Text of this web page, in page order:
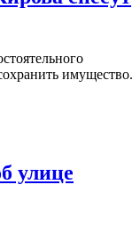
имущество.
улице